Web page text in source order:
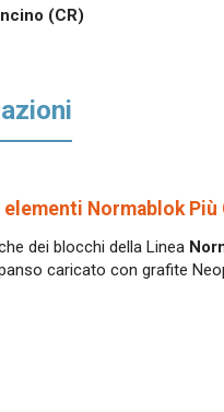
(CR)
Normablok Più
dei blocchi della Linea
caricato con grafite